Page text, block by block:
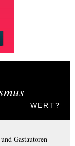
WERT?
Gastautoren